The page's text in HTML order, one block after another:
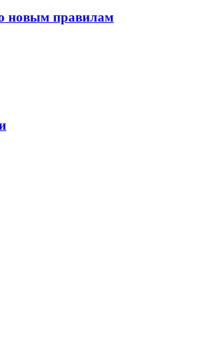
новым правилам